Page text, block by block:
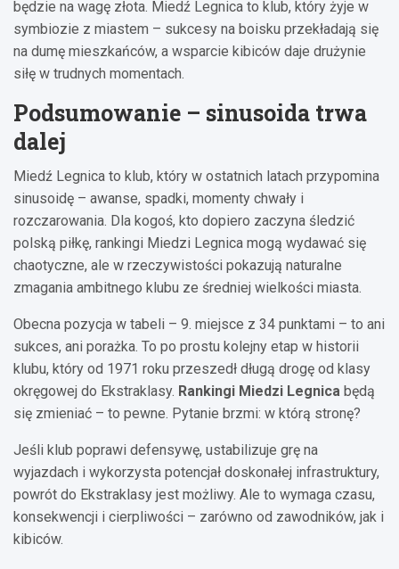
będzie na wagę złota. Miedź Legnica to klub, który żyje w
symbiozie z miastem – sukcesy na boisku przekładają się
na dumę mieszkańców, a wsparcie kibiców daje drużynie
siłę w trudnych momentach.
Podsumowanie – sinusoida trwa
dalej
Miedź Legnica to klub, który w ostatnich latach przypomina
sinusoidę – awanse, spadki, momenty chwały i
rozczarowania. Dla kogoś, kto dopiero zaczyna śledzić
polską piłkę, rankingi Miedzi Legnica mogą wydawać się
chaotyczne, ale w rzeczywistości pokazują naturalne
zmagania ambitnego klubu ze średniej wielkości miasta.
Obecna pozycja w tabeli – 9. miejsce z 34 punktami – to ani
sukces, ani porażka. To po prostu kolejny etap w historii
klubu, który od 1971 roku przeszedł długą drogę od klasy
okręgowej do Ekstraklasy. Rankingi Miedzi Legnica będą
się zmieniać – to pewne. Pytanie brzmi: w którą stronę?
Jeśli klub poprawi defensywę, ustabilizuje grę na
wyjazdach i wykorzysta potencjał doskonałej infrastruktury,
powrót do Ekstraklasy jest możliwy. Ale to wymaga czasu,
konsekwencji i cierpliwości – zarówno od zawodników, jak i
kibiców.